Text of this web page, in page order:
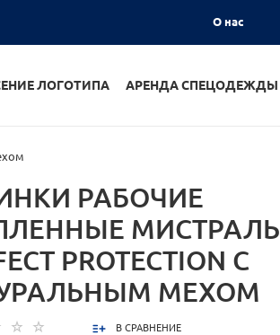
О нас
ЛОГОТИПА АРЕНДА СПЕЦОДЕЖДЫ
РАБОЧИЕ
МИСТРАЛЬ
PROTECTION С
МЕХОМ
В СРАВНЕНИЕ